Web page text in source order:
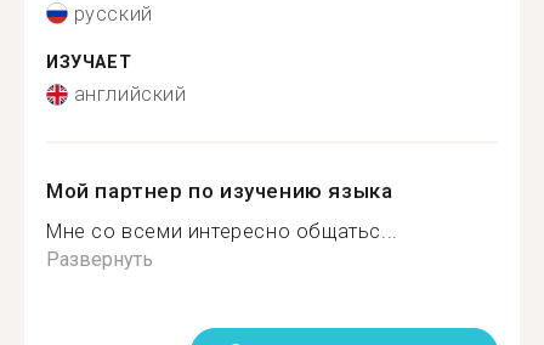
русский
ИЗУЧАЕТ
английский
Мой партнер по изучению языка
Мне со всеми интересно общатьс...
Развернуть